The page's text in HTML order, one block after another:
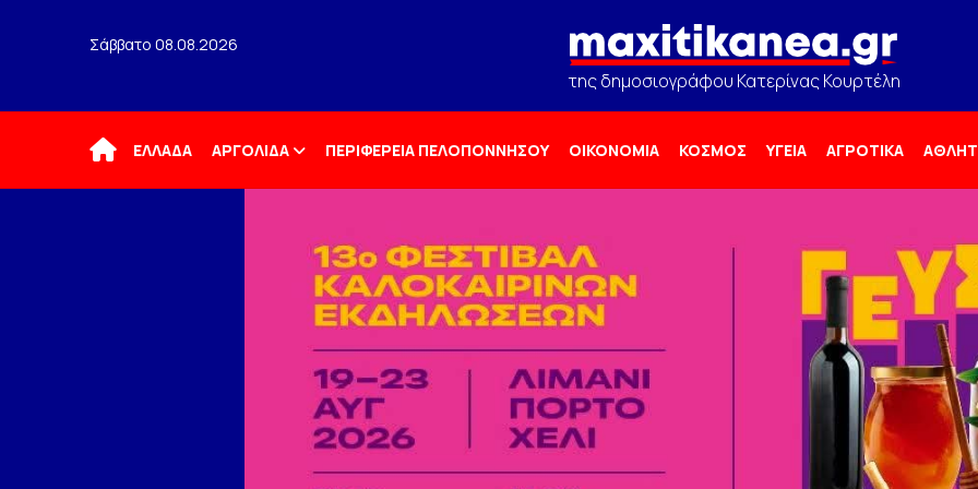
Σάββατο 08.08.2026
της δημοσιογράφου Κατερίνας Κουρτέλη
ΑρχικήΕΛΛΑΔΑ ΑΡΓΟΛΙΔΑ ΠΕΡΙΦΕΡΕΙΑ ΠΕΛΟΠΟΝΝΗΣΟΥ ΟΙΚΟΝΟΜΙΑ ΚΟΣΜΟΣ ΥΓΕΙΑ ΑΓΡΟΤΙΚΑ